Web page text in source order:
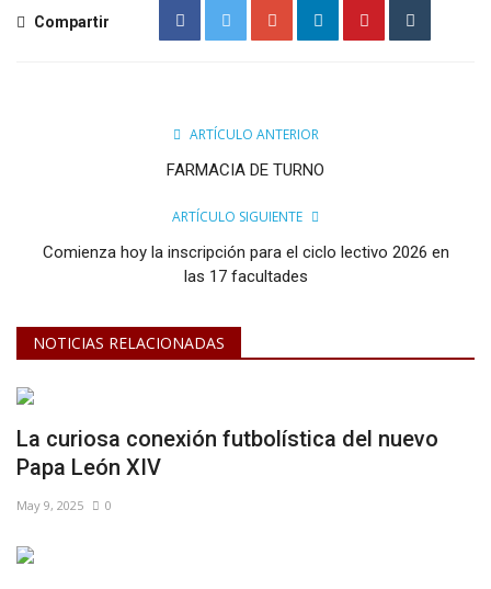
Compartir
ARTÍCULO ANTERIOR
FARMACIA DE TURNO
ARTÍCULO SIGUIENTE
Comienza hoy la inscripción para el ciclo lectivo 2026 en
las 17 facultades
NOTICIAS RELACIONADAS
La curiosa conexión futbolística del nuevo
Papa León XIV
May 9, 2025 0